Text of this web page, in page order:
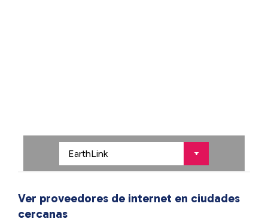
Ver proveedores de internet en ciudades
cercanas